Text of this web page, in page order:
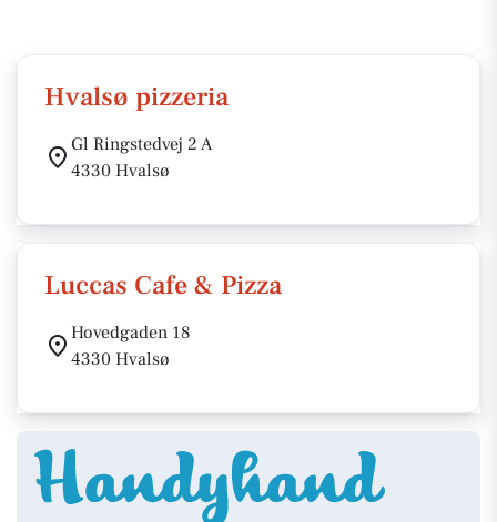
Hvalsø pizzeria
Gl Ringstedvej 2 A
4330 Hvalsø
Luccas Cafe & Pizza
Hovedgaden 18
4330 Hvalsø